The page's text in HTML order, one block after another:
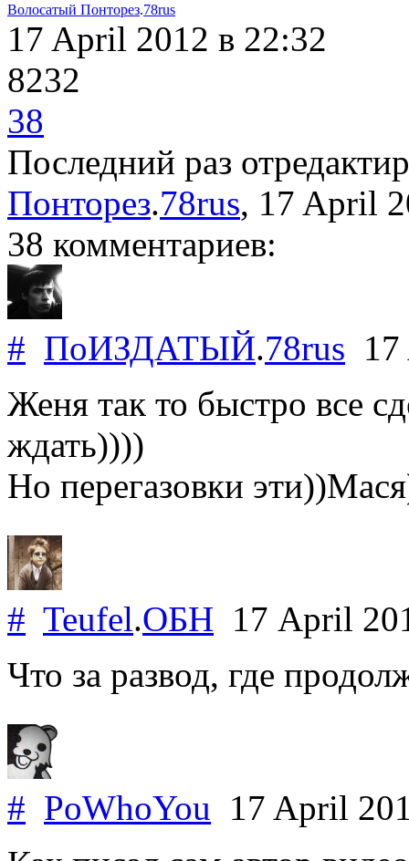
Волосатый Понторез.78rus
17 April 2012 в 22:32
8232
38
Последний раз
Понторез.78rus, 17 April
38 комментариев:
# ПоИЗДАТЫЙ.78rus
Женя так то быстро все
ждать))))
Но перегазовки
# Teufel.ОБН 17 April
Что за развод, где
# PoWhoYou 17 April